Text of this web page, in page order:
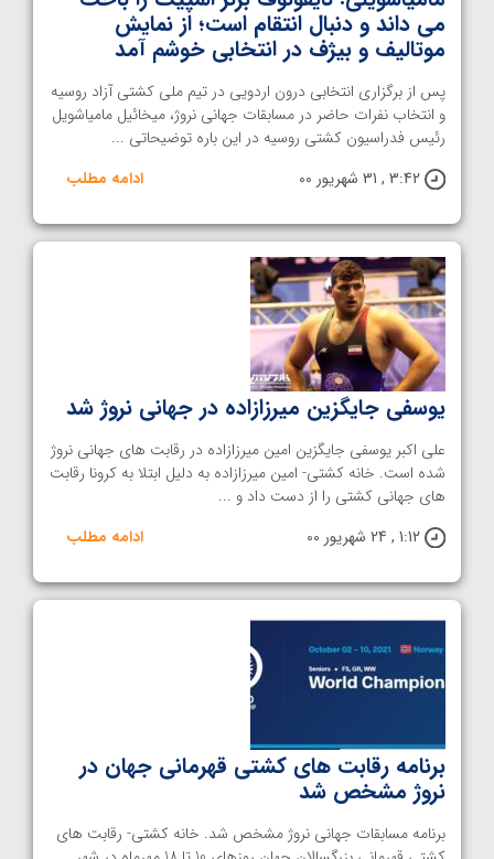
می داند و دنبال انتقام است؛ از نمایش
موتالیف و بیژف در انتخابی خوشم آمد
پس از برگزاری انتخابی درون اردویی در تیم ملی کشتی آزاد روسیه
و انتخاب نفرات حاضر در مسابقات جهانی نروژ، میخائیل مامیاشویل
رئیس فدراسیون کشتی روسیه در این باره توضیحاتی ...
3:42 , 31 شهریور 00
ادامه مطلب
یوسفی جایگزین میرزازاده در جهانی نروژ شد
علی اکبر یوسفی جایگزین امین میرزازاده در رقابت های جهانی نروژ
شده است. خانه کشتی- امین میرزازاده به دلیل ابتلا به کرونا رقابت
های جهانی کشتی را از دست داد و ...
1:12 , 24 شهریور 00
ادامه مطلب
برنامه رقابت های کشتی قهرمانی جهان در
نروژ مشخص شد
برنامه مسابقات جهانی نروژ مشخص شد. خانه کشتی- رقابت های